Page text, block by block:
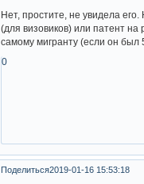
Нет, простите, не увидела
(для визовиков) или патент
самому мигранту (если он был
0
Поделиться2019-01-16 15:53:18